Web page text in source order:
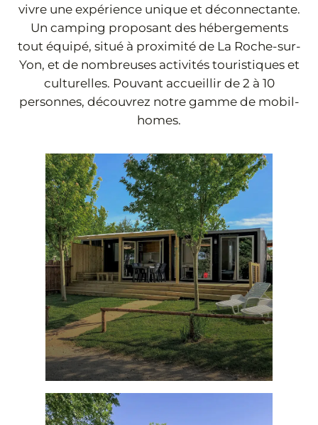
vivre une expérience unique et déconnectante.
Un camping proposant des hébergements
tout équipé, situé à proximité de La Roche-sur-
Yon, et de nombreuses activités touristiques et
culturelles. Pouvant accueillir de 2 à 10
personnes, découvrez notre gamme de mobil-
homes.